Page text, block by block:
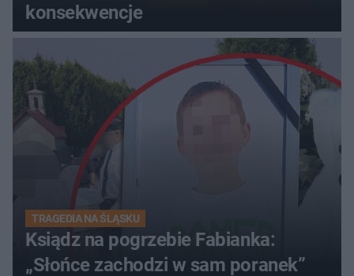
konsekwencje
TRAGEDIA NA ŚLĄSKU
Ksiądz na pogrzebie Fabianka:
„Słońce zachodzi w sam poranek”